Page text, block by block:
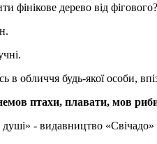
фінікове дерево від фігового?
в обличчя будь-якої особи,
птахи, плавати, мов
душі» - видавництво